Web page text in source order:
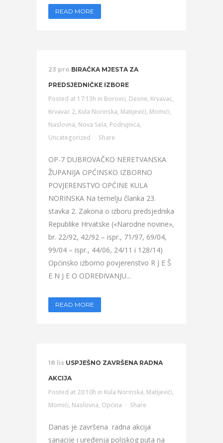
READ MORE
23 pro BIRAČKA MJESTA ZA
PREDSJEDNIČKE IZBORE
Posted at 17:13h in Borovci, Desne, Krvavac,
Krvavac 2, Kula Norinska, Matijevići, Momići,
Naslovna, Nova Sela, Podrujnica,
Uncategorized
Share
OP-7 DUBROVAČKO NERETVANSKA
ŽUPANIJA OPĆINSKO IZBORNO
POVJERENSTVO OPĆINE KULA
NORINSKA Na temelju članka 23.
stavka 2. Zakona o izboru predsjednika
Republike Hrvatske («Narodne novine»,
br. 22/92, 42/92 – ispr., 71/97, 69/04,
99/04 – ispr., 44/06, 24/11 i 128/14)
Općinsko izborno povjerenstvo R J E Š
E N J E O ODREĐIVANJU...
READ MORE
18 lis USPJEŠNO ZAVRŠENA RADNA
AKCIJA
Posted at 20:10h in Kula Norinska, Matijevići,
Momići, Naslovna, Općina Share
Danas je završena radna akcija
sanacije i uređenja poljskog puta na